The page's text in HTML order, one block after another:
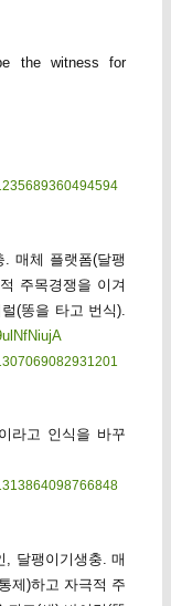
the witness for
매체 플랫폼(달팽
주목경쟁을 이겨
(똥을 타고 번식).
라고 인식을 바꾸
, 달팽이기생충. 매
제)하고 자극적 주